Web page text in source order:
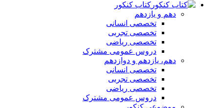
کتاب کنکور
دهم و یازدهم
تخصصی انسانی
تخصصی تجربی
تخصصی ریاضی
دروس عمومی مشترک
دهم، یازدهم و دوازدهم
تخصصی انسانی
تخصصی تجربی
تخصصی ریاضی
دروس عمومی مشترک